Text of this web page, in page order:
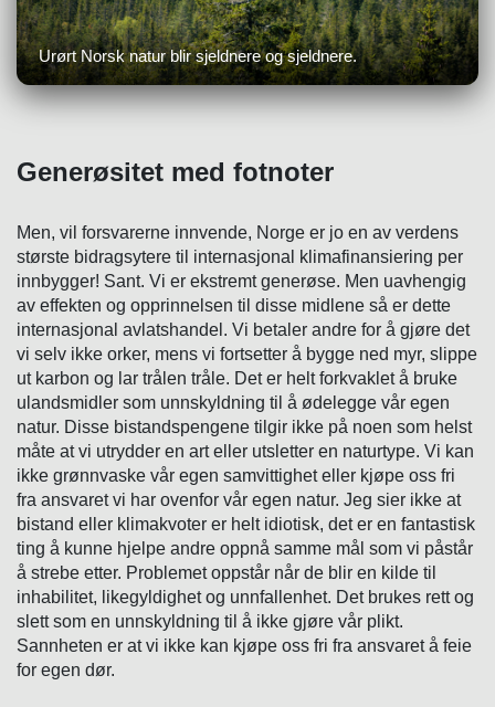
Urørt Norsk natur blir sjeldnere og sjeldnere.
Generøsitet med fotnoter
Men, vil forsvarerne innvende, Norge er jo en av verdens
største bidragsytere til internasjonal klimafinansiering per
innbygger! Sant. Vi er ekstremt generøse. Men uavhengig
av effekten og opprinnelsen til disse midlene så er dette
internasjonal avlatshandel. Vi betaler andre for å gjøre det
vi selv ikke orker, mens vi fortsetter å bygge ned myr, slippe
ut karbon og lar trålen tråle. Det er helt forkvaklet å bruke
ulandsmidler som unnskyldning til å ødelegge vår egen
natur. Disse bistandspengene tilgir ikke på noen som helst
måte at vi utrydder en art eller utsletter en naturtype. Vi kan
ikke grønnvaske vår egen samvittighet eller kjøpe oss fri
fra ansvaret vi har ovenfor vår egen natur. Jeg sier ikke at
bistand eller klimakvoter er helt idiotisk, det er en fantastisk
ting å kunne hjelpe andre oppnå samme mål som vi påstår
å strebe etter. Problemet oppstår når de blir en kilde til
inhabilitet, likegyldighet og unnfallenhet. Det brukes rett og
slett som en unnskyldning til å ikke gjøre vår plikt.
Sannheten er at vi ikke kan kjøpe oss fri fra ansvaret å feie
for egen dør.